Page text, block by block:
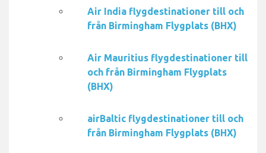
Air India flygdestinationer till och
från Birmingham Flygplats (BHX)
Air Mauritius flygdestinationer till
och från Birmingham Flygplats
(BHX)
airBaltic flygdestinationer till och
från Birmingham Flygplats (BHX)